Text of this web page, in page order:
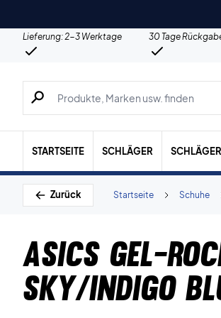
Lieferung: 2-3 Werktage 30 Tage
Suche nach Produkten, Marken usw.
STARTSEITE SCHLÄGER
Zurück Schuhe
Startseite
Asics Gel-
Sky/Indigo